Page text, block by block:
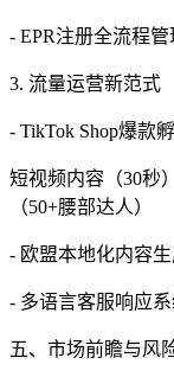
- EPR注册全流程管
3. 流量运营新范式
- TikTok Shop爆款
短视频内容（30秒
（50+腰部达人）
- 欧盟本地化内容
- 多语言客服响应
五、市场前瞻与风